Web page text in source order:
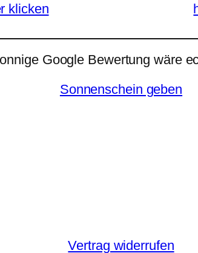
klicken
Google Bewertung wäre
Sonnenschein geben
Vertrag widerrufen